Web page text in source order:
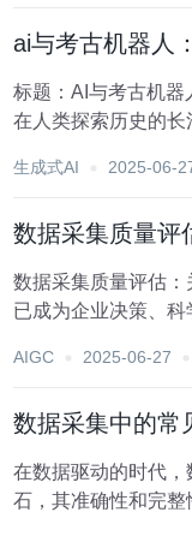
ai与考古机器人
标题：AI与考古机器
在人类探索历史的
发展，传统考古方
生成式AI 2025-06-
数据采集质量评
数据采集质量评估
已成为企业决策、
能够为企业提供精
AIGC 2025-06-27
数据采集中的常
在数据驱动的时代
石，其准确性和完